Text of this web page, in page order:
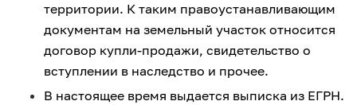
территории. К таким правоустанавливающим
документам на земельный участок относится
договор купли-продажи, свидетельство о
вступлении в наследство и прочее.
В настоящее время выдается выписка из ЕГРН.